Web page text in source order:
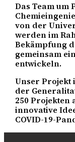
Das Team
von der
werden im
Bekämpfung
gemeinsam
entwickeln.
Unser Projekt
der
250 Projekten
innovative
COVID-19-